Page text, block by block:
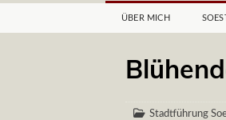
ÜBER MICH
Stadtführung